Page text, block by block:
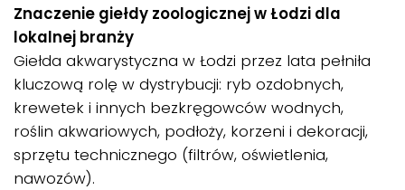
Znaczenie giełdy zoologicznej w Łodzi dla
lokalnej branży
Giełda akwarystyczna w Łodzi przez lata pełniła
kluczową rolę w dystrybucji: ryb ozdobnych,
krewetek i innych bezkręgowców wodnych,
roślin akwariowych, podłoży, korzeni i dekoracji,
sprzętu technicznego (filtrów, oświetlenia,
nawozów).